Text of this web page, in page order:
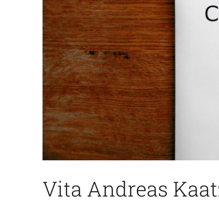
Vita Andreas